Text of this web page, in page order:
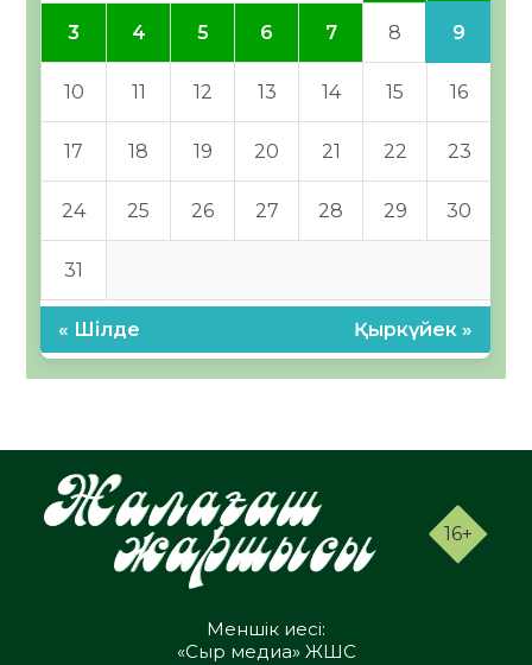
3 4 5 6 7 8 9
10 11 12 13 14 15 16
17 18 19 20 21 22 23
24 25 26 27 28 29 30
31
« Шілде Қыркүйек »
16+
Меншік иесі:
«Сыр медиа» ЖШС